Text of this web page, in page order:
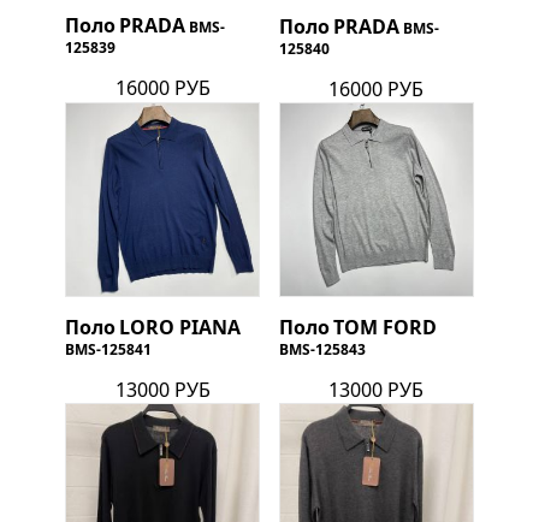
ПолоPRADA BMS-
125839
16000 РУБ
Поло PRADA BMS-
125840
16000 РУБ
ПолоLORO PIANA
BMS-125841
13000 РУБ
ПолоTOM FORD
BMS-125843
13000 РУБ